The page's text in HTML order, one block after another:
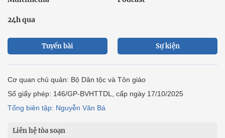
24h qua
Tuyến bài Sự kiện
Cơ quan chủ quản: Bộ Dân tộc và Tôn giáo
Số giấy phép: 146/GP-BVHTTDL, cấp ngày 17/10/2025
Tổng biên tập: Nguyễn Văn Bá
Liên hệ tòa soạn